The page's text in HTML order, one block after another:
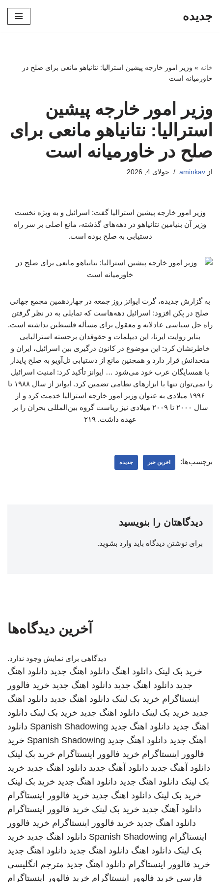
جدیده
خانه » وزیر امور خارجه پیشین استرالیا: نتانیاهو مانعی برای صلح در
خاورمیانه است
وزیر امور خارجه پیشین
استرالیا: نتانیاهو مانعی برای
صلح در خاورمیانه است
از aminkav جولای 4, 2026
وزیر امور خارجه پیشین استرالیا گفت: اسرائیل و به ویژه نخست
وزیر آن بنیامین نتانیاهو در دهه‌های گذشته، مانع اصلی بر سر راه
دستیابی به صلح بوده است.
به گزارش جدیده، گرت ایوانز روز جمعه در چهاردهمین مجمع جهانی
صلح در پکن افزود: اسرائیل دهه‌هاست که تمایلی به در نظر گرفتن
راه حل سیاسی عادلانه و معقول برای مسأله فلسطین نداشته است.
بنابر روایت ایرنا، این دیپلمات و حقوقدان برجسته استرالیایی
خاطرنشان کرد: این موضوع در کانون درگیری بین اسرائیل، ایران و
متحدانش قرار دارد و همچنین مانع از دستیابی تل‌آویو به صلح پایدار
با همسایگان عرب خود می‌شود … ایوانز تأکید کرد:‌ امنیت اسرائیل
را نمی‌توان تنها با ابزارهای نظامی تضمین کرد. ایوانز از سال ۱۹۸۸ تا
۱۹۹۶ میلادی به عنوان وزیر امور خارجه استرالیا خدمت کرد و از
سال ۲۰۰۰ تا ۲۰۰۹ میلادی نیز ریاست گروه بین‌المللی بحران را بر
عهده داشت. ۲۱۹
برچسب‌ها: اخرین خبر جدیده
دیدگاهتان را بنویسید
برای نوشتن دیدگاه باید وارد بشوید.
آخرین دیدگاه‌ها
دیدگاهی برای نمایش وجود ندارد.
خرید بک لینک دانلود اهنگ دانلود اهنگ جدید دانلود اهنگ
جدید دانلود اهنگ جدید دانلود اهنگ جدید خرید فالوور
اینستاگرام خرید بک لینک دانلود اهنگ جدید دانلود اهنگ
جدید خرید بک لینک دانلود اهنگ جدید خرید بک لینک دانلود
اهنگ جدید دانلود اهنگ جدید Spanish Shadowing دانلود
اهنگ جدید دانلود اهنگ جدید Spanish Shadowing خرید
فالوور اینستاگرام خرید فالوور اینستاگرام خرید بک لینک
دانلود آهنگ جدید دانلود آهنگ جدید دانلود اهنگ جدید خرید
بک لینک دانلود اهنگ جدید دانلود اهنگ جدید خرید بک لینک
خرید بک لینک دانلود اهنگ جدید خرید فالوور اینستاگرام
دانلود آهنگ جدید خرید بک لینک خرید فالوور اینستاگرام
دانلود اهنگ جدید خرید فالوور اینستاگرام خرید فالوور
اینستاگرام Spanish Shadowing دانلود اهنگ جدید خرید
بک لینک دانلود اهنگ دانلود اهنگ جدید دانلود اهنگ جدید
خرید فالوور اینستاگرام دانلود اهنگ جدید مترجم انگلیسی
فارسی خرید فالوور اینستاگرام خرید فالوور اینستاگرام